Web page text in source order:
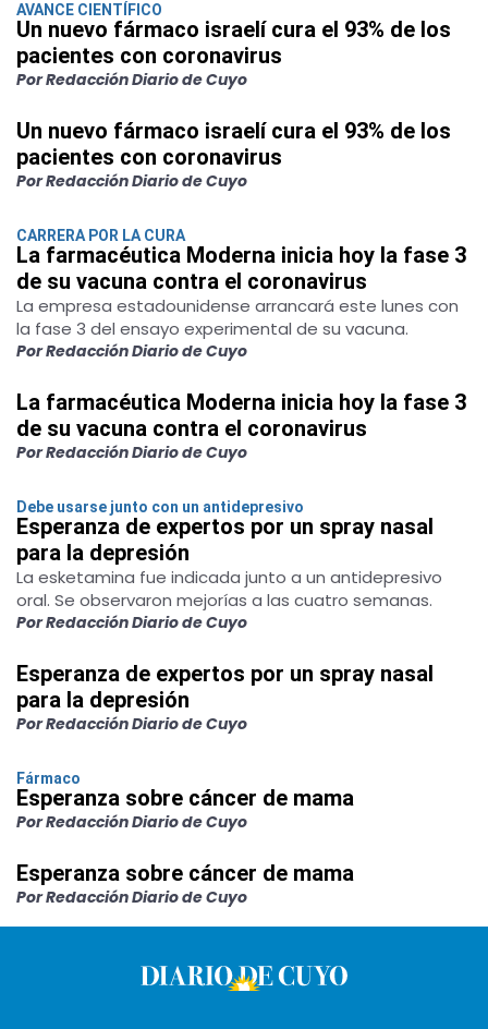
AVANCE CIENTÍFICO
Un nuevo fármaco israelí cura el 93% de los
pacientes con coronavirus
Por Redacción Diario de Cuyo
Un nuevo fármaco israelí cura el 93% de los
pacientes con coronavirus
Por Redacción Diario de Cuyo
CARRERA POR LA CURA
La farmacéutica Moderna inicia hoy la fase 3
de su vacuna contra el coronavirus
La empresa estadounidense arrancará este lunes con
la fase 3 del ensayo experimental de su vacuna.
Por Redacción Diario de Cuyo
La farmacéutica Moderna inicia hoy la fase 3
de su vacuna contra el coronavirus
Por Redacción Diario de Cuyo
Debe usarse junto con un antidepresivo
Esperanza de expertos por un spray nasal
para la depresión
La esketamina fue indicada junto a un antidepresivo
oral. Se observaron mejorías a las cuatro semanas.
Por Redacción Diario de Cuyo
Esperanza de expertos por un spray nasal
para la depresión
Por Redacción Diario de Cuyo
Fármaco
Esperanza sobre cáncer de mama
Por Redacción Diario de Cuyo
Esperanza sobre cáncer de mama
Por Redacción Diario de Cuyo